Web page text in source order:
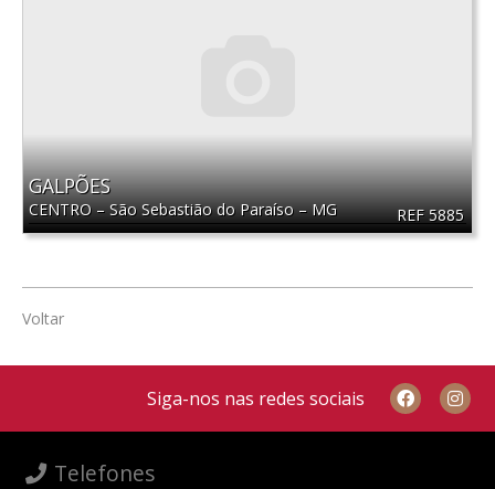
REF 5885
GALPÕES
CENTRO–São Sebastião do Paraíso–MG
Voltar
Siga-nos nas redes sociais
Telefones